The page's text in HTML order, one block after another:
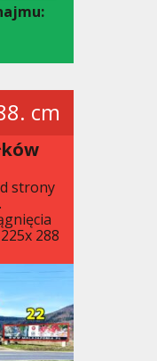
cm
strony
288